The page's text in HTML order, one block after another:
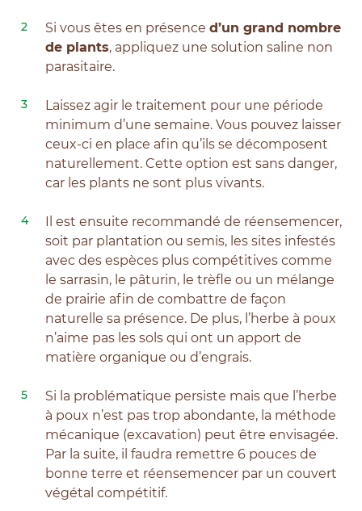
Si vous êtes en présence d’un grand nombre
de plants, appliquez une solution saline non
parasitaire.
Laissez agir le traitement pour une période
minimum d’une semaine. Vous pouvez laisser
ceux-ci en place afin qu’ils se décomposent
naturellement. Cette option est sans danger,
car les plants ne sont plus vivants.
Il est ensuite recommandé de réensemencer,
soit par plantation ou semis, les sites infestés
avec des espèces plus compétitives comme
le sarrasin, le pâturin, le trèfle ou un mélange
de prairie afin de combattre de façon
naturelle sa présence. De plus, l’herbe à poux
n’aime pas les sols qui ont un apport de
matière organique ou d’engrais.
Si la problématique persiste mais que l’herbe
à poux n’est pas trop abondante, la méthode
mécanique (excavation) peut être envisagée.
Par la suite, il faudra remettre 6 pouces de
bonne terre et réensemencer par un couvert
végétal compétitif.